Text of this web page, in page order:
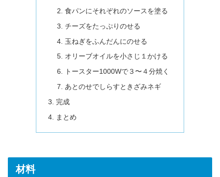
食パンにそれぞれのソースを塗る
チーズをたっぷりのせる
玉ねぎをふんだんにのせる
オリーブオイルを小さじ１かける
トースター1000Wで３〜４分焼く
あとのせでしらすときざみネギ
完成
まとめ
材料